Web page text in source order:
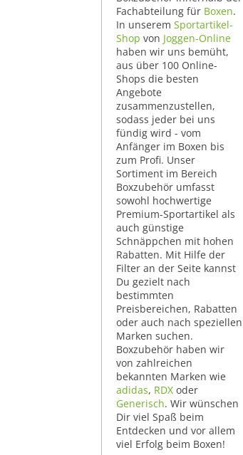
Fachabteilung für Boxen.
In unserem Sportartikel-
Shop von Joggen-Online
haben wir uns bemüht,
aus über 100 Online-
Shops die besten
Angebote
zusammenzustellen,
sodass jeder bei uns
fündig wird - vom
Anfänger im Boxen bis
zum Profi. Unser
Sortiment im Bereich
Boxzubehör umfasst
sowohl hochwertige
Premium-Sportartikel als
auch günstige
Schnäppchen mit hohen
Rabatten. Mit Hilfe der
Filter an der Seite kannst
Du gezielt nach
bestimmten
Preisbereichen, Rabatten
oder auch nach speziellen
Marken suchen.
Boxzubehör haben wir
von zahlreichen
bekannten Marken wie
adidas, RDX oder
Generisch. Wir wünschen
Dir viel Spaß beim
Entdecken und vor allem
viel Erfolg beim Boxen!